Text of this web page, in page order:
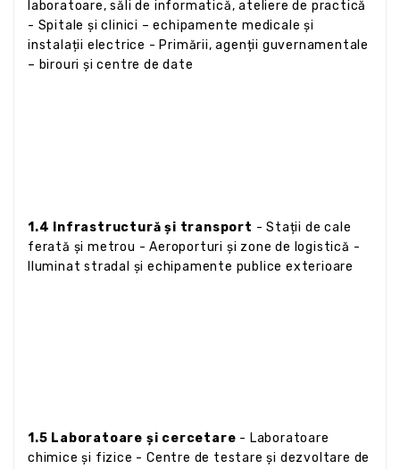
laboratoare, săli de informatică, ateliere de practică
- Spitale și clinici – echipamente medicale și
instalații electrice - Primării, agenții guvernamentale
– birouri și centre de date
1.4 Infrastructură și transport - Stații de cale
ferată și metrou - Aeroporturi și zone de logistică -
Iluminat stradal și echipamente publice exterioare
1.5 Laboratoare și cercetare - Laboratoare
chimice și fizice - Centre de testare și dezvoltare de